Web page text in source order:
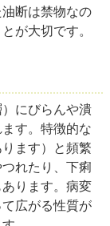
断は禁物なの
が大切です。
にびらんや潰
す。特徴的な
ます）と頻繁
れたり、下痢
ります。病変
広がる性質が